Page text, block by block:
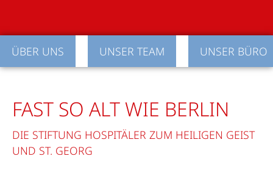
ÜBER UNS UNSER TEAM UNSER BÜRO
FAST SO ALT WIE BERLIN
DIE STIFTUNG HOSPITÄLER ZUM HEILIGEN GEIST
UND ST. GEORG